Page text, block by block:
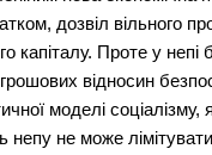
дозвіл вільного
капіталу. Проте у
відносин
моделі
непу не може